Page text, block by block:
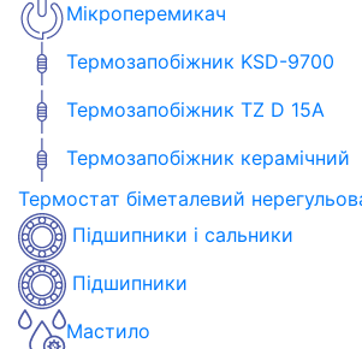
Мікроперемикач
Термозапобіжник KSD-9700
Термозапобіжник TZ D 15A
Термозапобіжник керамічний
Термостат біметалевий
Підшипники і сальники
Підшипники
Мастило